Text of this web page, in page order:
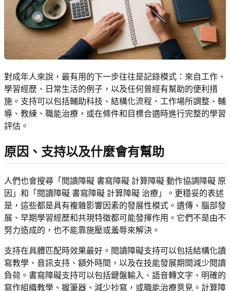
對成年人來說，最有用的下一步往往是記錄模式：來自工作、
學習經歷、日常生活的例子，以及任何曾經有幫助的便利措
施。支持可以包括輔助科技、結構化流程、工作場所調整、輔
導、教練、職能治療，或在條件和目標合適時進行完整的學習
評估。
原因、支持以及什麼會有幫助
人們也會搜尋「閱讀障礙 書寫障礙 計算障礙 動作協調障礙 原
因」和「閱讀障礙 書寫障礙 計算障礙 治療」。更穩妥的表述
是，這些都是具有複雜影響因素的發展性模式。遺傳、腦部發
展、早期學習經歷和共現特徵都可能發揮作用。它們不是由不
努力造成的，也不能靠施壓或羞辱來解決。
支持在具體匹配時效果最好。閱讀障礙支持可以包括結構化讀
寫教學、音訊支持、額外時間，以及在技能發展期間減少閱讀
負荷。書寫障礙支持可以包括鍵盤輸入、語音轉文字、明確的
寫作組織教學、握筆器、減少抄寫，或職能治療意見。計算障